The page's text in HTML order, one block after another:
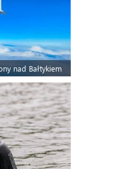
nad Bałtykiem